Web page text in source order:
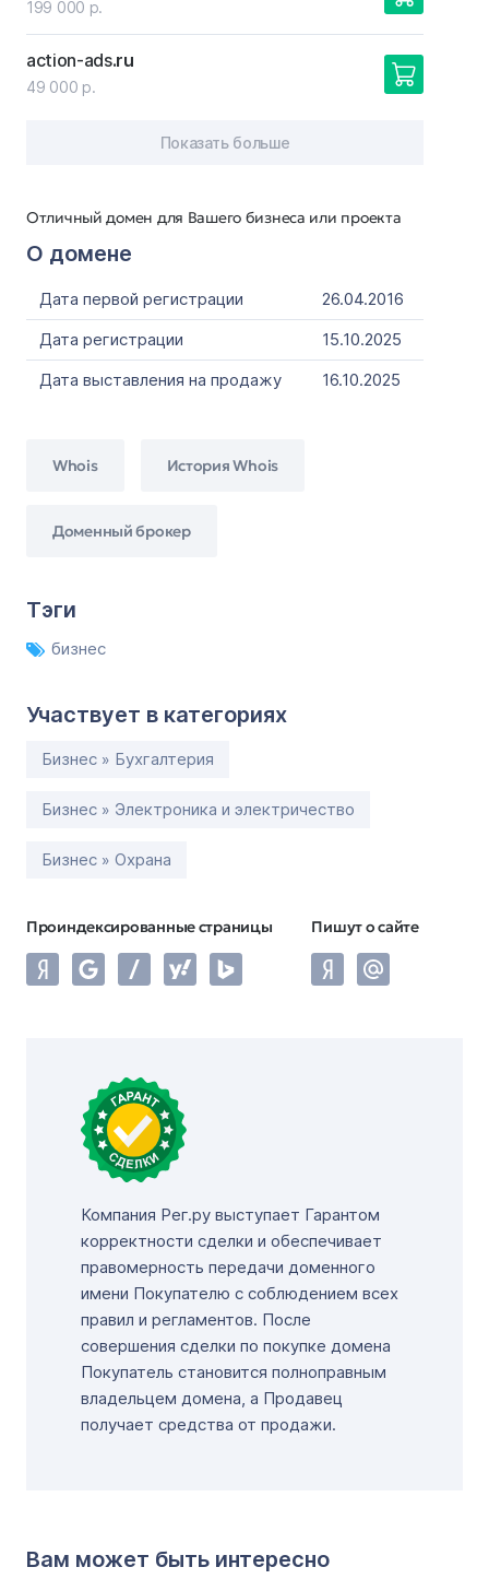
Отличный домен для Вашего бизнеса или проекта
О домене
Дата первой регистрации
26.04.2016
Дата регистрации
15.10.2025
Дата выставления на продажу
16.10.2025
Whois История Whois
Доменный брокер
Тэги
бизнес
Участвует в категориях
Бизнес » Бухгалтерия
Бизнес » Электроника и электричество
Бизнес » Охрана
Проиндексированные страницы Пишут о сайте
199 000 р.
action-ads.ru
49 000 р.
Показать больше
Компания Рег.ру выступает Гарантом
корректности сделки и обеспечивает
правомерность передачи доменного
имени Покупателю с соблюдением всех
правил и регламентов. После
совершения сделки по покупке домена
Покупатель становится полноправным
владельцем домена, а Продавец
получает средства от продажи.
Вам может быть интересно